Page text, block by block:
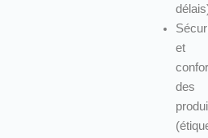
et
des